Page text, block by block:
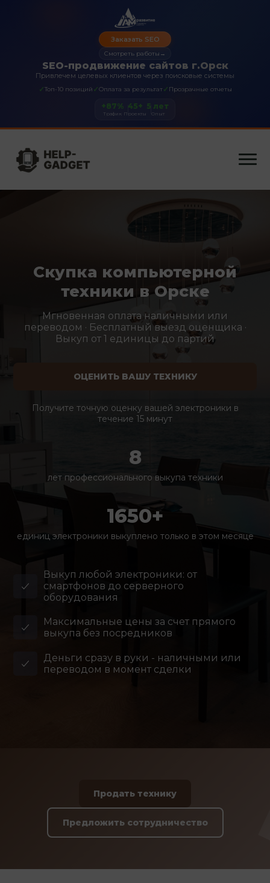
SEO-продвижение сайтов г.Орск
Привлечем целевых клиентов через поисковые системы
✓Топ-10 позиций ✓Оплата за результат✓ Прозрачные отчеты
Заказать SEO
Смотреть работы →
+87%
Трафик
45+
Проекты
5 лет
Опыт
Скупка компьютерной
техники в Орске
Мгновенная оплата наличными или
переводом · Бесплатный выезд оценщика ·
Выкуп от 1 единицы до партий
ОЦЕНИТЬ ВАШУ ТЕХНИКУ
Получите точную оценку вашей электроники в
течение 15 минут
8
лет профессионального выкупа техники
1650+
единиц электроники выкуплено только в этом месяце
Выкуп любой электроники: от
смартфонов до серверного
оборудования
Максимальные цены за счет прямого
выкупа без посредников
Деньги сразу в руки - наличными или
переводом в момент сделки
Продать технику
Предложить сотрудничество